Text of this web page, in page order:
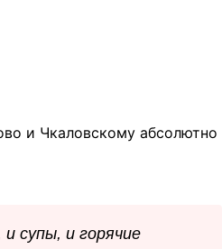
и Чкаловскому абсолютно
супы, и горячие